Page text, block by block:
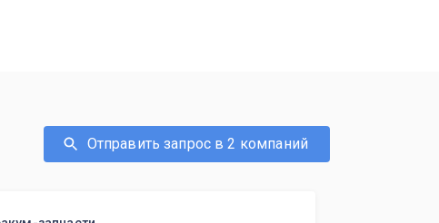
Отправить запрос в 2 компаний